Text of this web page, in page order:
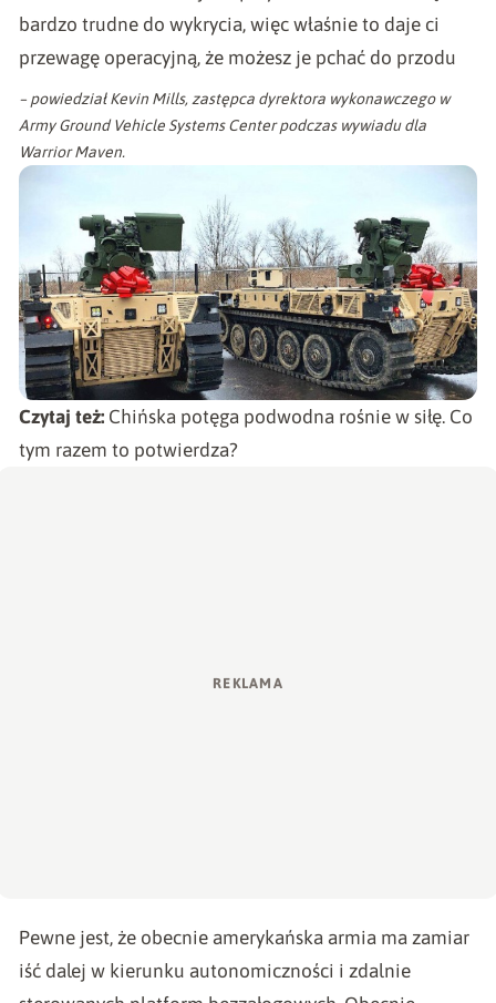
bardzo trudne do wykrycia, więc właśnie to daje ci
przewagę operacyjną, że możesz je pchać do przodu
– powiedział Kevin Mills, zastępca dyrektora wykonawczego w
Army Ground Vehicle Systems Center podczas wywiadu dla
Warrior Maven.
Czytaj też: Chińska potęga podwodna rośnie w siłę. Co
tym razem to potwierdza?
Pewne jest, że obecnie amerykańska armia ma zamiar
iść dalej w kierunku autonomiczności i zdalnie